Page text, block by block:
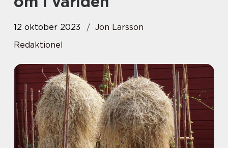
12 oktober 2023
Jon Larsson
Redaktionel